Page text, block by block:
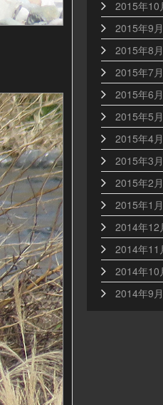
2015年10
2015年9月
2015年8月
2015年7月
2015年6月
2015年5月
2015年4月
2015年3月
2015年2月
2015年1月
2014年12
2014年11
2014年10
2014年9月